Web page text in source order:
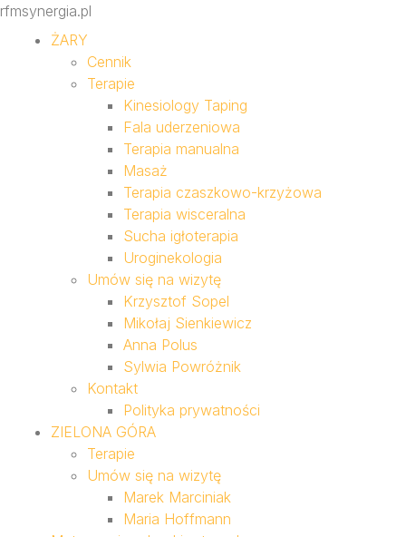
rfmsynergia.pl
ŻARY
Cennik
Terapie
Kinesiology Taping
Fala uderzeniowa
Terapia manualna
Masaż
Terapia czaszkowo-krzyżowa
Terapia wisceralna
Sucha igłoterapia
Uroginekologia
Umów się na wizytę
Krzysztof Sopel
Mikołaj Sienkiewicz
Anna Polus
Sylwia Powróżnik
Kontakt
Polityka prywatności
ZIELONA GÓRA
Terapie
Umów się na wizytę
Marek Marciniak
Maria Hoffmann